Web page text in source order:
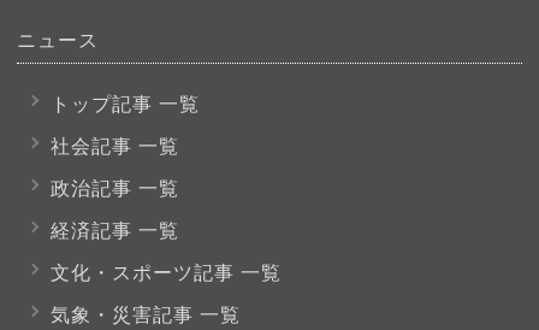
ニュース
トップ記事 一覧
社会記事 一覧
政治記事 一覧
経済記事 一覧
文化・スポーツ記事 一覧
気象・災害記事 一覧